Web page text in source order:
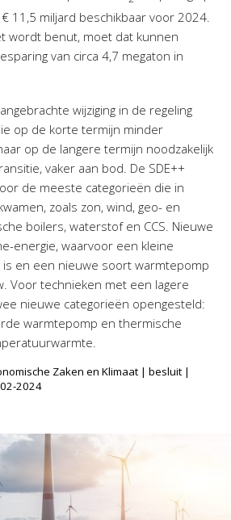
11,5 miljard beschikbaar voor 2024.
wordt benut, moet dat kunnen
van circa 4,7 megaton in
wijziging in de regeling
op de korte termijn minder
op de langere termijn noodzakelijk
vaker aan bod. De SDE++
de meeste categorieën die in
zoals zon, wind, geo- en
boilers, waterstof en CCS. Nieuwe
energie, waarvoor een kleine
is en een nieuwe soort warmtepomp
Voor technieken met een lagere
nieuwe categorieën opengesteld:
warmtepomp en thermische
Zaken en Klimaat | besluit |
2024